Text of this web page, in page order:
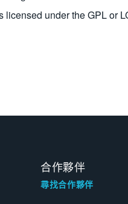
under the GPL or
合作夥伴
尋找合作夥伴